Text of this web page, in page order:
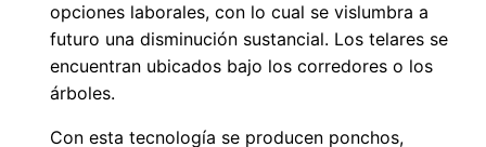
opciones laborales, con lo cual se vislumbra a
futuro una disminución sustancial. Los telares se
encuentran ubicados bajo los corredores o los
árboles.
Con esta tecnología se producen ponchos,